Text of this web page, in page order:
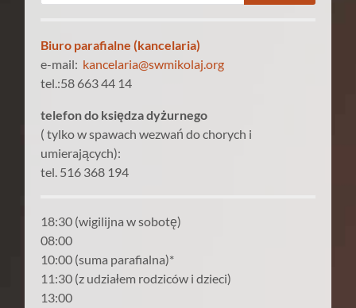
Biuro parafialne (kancelaria)
e-mail: kancelaria@swmikolaj.org
tel.:58 663 44 14
telefon do księdza dyżurnego
( tylko w spawach wezwań do chorych i
umierających):
tel. 516 368 194
18:30 (wigilijna w sobotę)
08:00
10:00 (suma parafialna)*
11:30 (z udziałem rodziców i dzieci)
13:00